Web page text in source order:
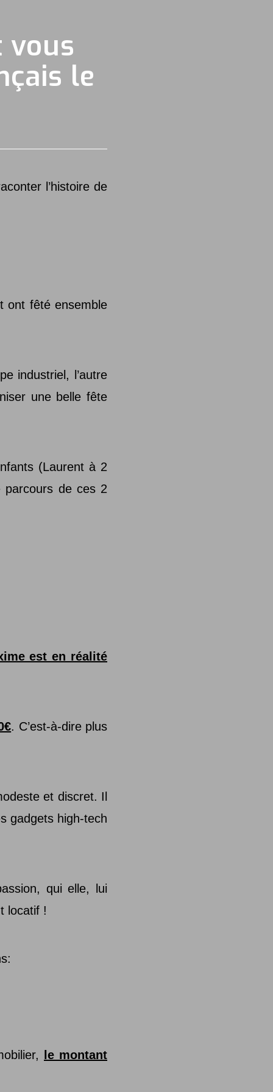
vous
le
l’histoire de
ont fêté ensemble
industriel, l’autre
une belle fête
(Laurent à 2
parcours de ces 2
est en réalité
. C’est-à-dire plus
et discret. Il
gadgets high-tech
qui elle, lui
locatif !
le montant